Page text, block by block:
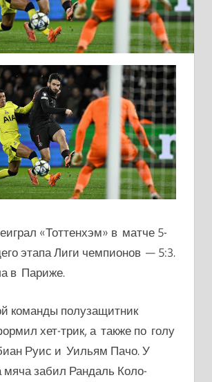
«Тоттенхэм» в матче 5-
этапа Лиги чемпионов — 5:3.
в Париже.
команды полузащитник
хет-трик, а также по голу
Руис и Уильям Пачо. У
забил Рандаль Коло-